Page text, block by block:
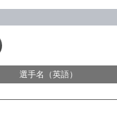
選手名（英語）